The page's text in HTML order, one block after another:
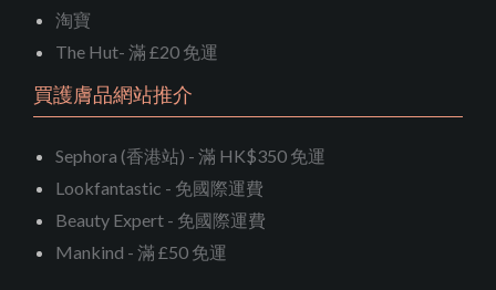
淘寶
The Hut- 滿 £20 免運
買護膚品網站推介
Sephora (香港站) - 滿 HK$350 免運
Lookfantastic - 免國際運費
Beauty Expert - 免國際運費
Mankind - 滿 £50 免運